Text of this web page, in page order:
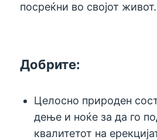
посреќни во својот живот.
Добрите:
Целосно природен
дење и ноќе за да го
квалитетот на